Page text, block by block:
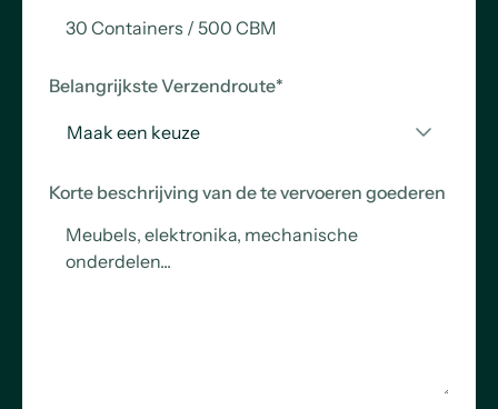
Belangrijkste Verzendroute*
Korte beschrijving van de te vervoeren goederen